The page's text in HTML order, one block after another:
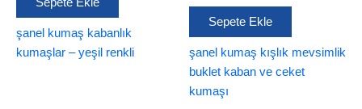
250,00₺.
şanel kumaş kabanlık
kumaşlar – yeşil renkli
250,00₺.
150,00₺.
Sepete Ekle
şanel kumaş kışlık mevsimlik
buklet kaban ve ceket
kumaşı